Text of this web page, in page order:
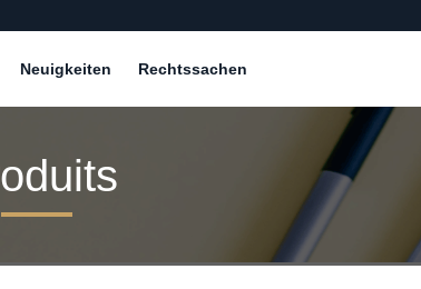
Neuigkeiten Rechtssachen